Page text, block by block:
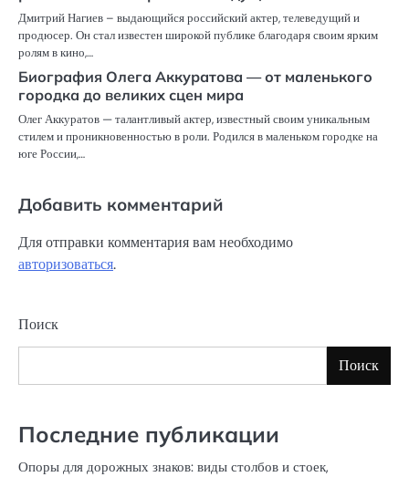
Дмитрий Нагиев – выдающийся российский актер, телеведущий и
продюсер. Он стал известен широкой публике благодаря своим ярким
ролям в кино,…
Биография Олега Аккуратова — от маленького
городка до великих сцен мира
Олег Аккуратов — талантливый актер, известный своим уникальным
стилем и проникновенностью в роли. Родился в маленьком городке на
юге России,…
Добавить комментарий
Для отправки комментария вам необходимо
авторизоваться.
Поиск
Поиск
Последние публикации
Опоры для дорожных знаков: виды столбов и стоек,